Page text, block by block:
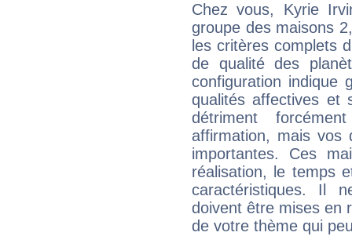
Chez vous, Kyrie
groupe des maisons
les critères complets
de qualité des
configuration indique
qualités affectives et
détriment
affirmation, mais
importantes. Ces
réalisation, le temps
caractéristiques. Il
doivent être mises en
de votre thème qui